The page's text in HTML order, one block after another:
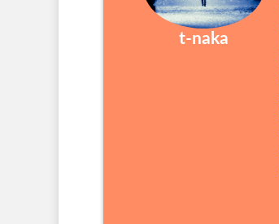
t-naka